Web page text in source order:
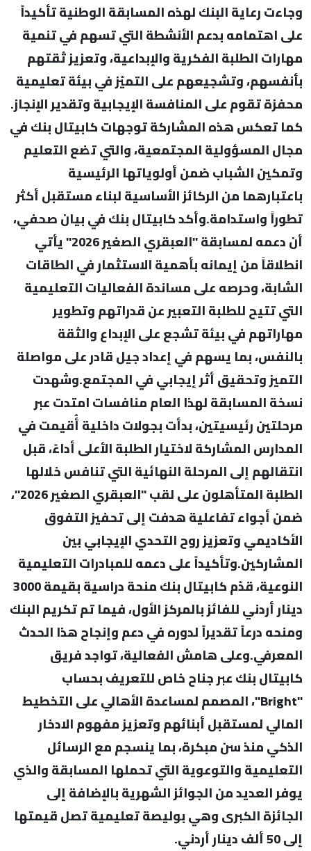
وجاءت رعاية البنك لهذه المسابقة الوطنية تأكيداً
على اهتمامه بدعم الأنشطة التي تسهم في تنمية
مهارات الطلبة الفكرية والإبداعية، وتعزيز ثقتهم
بأنفسهم، وتشجيعهم على التميّز في بيئة تعليمية
محفزة تقوم على المنافسة الإيجابية وتقدير الإنجاز.
كما تعكس هذه المشاركة توجهات كابيتال بنك في
مجال المسؤولية المجتمعية، والتي تضع التعليم
وتمكين الشباب ضمن أولوياتها الرئيسية
باعتبارهما من الركائز الأساسية لبناء مستقبل أكثر
تطوراً واستدامة.وأكد كابيتال بنك في بيان صحفي،
أن دعمه لمسابقة "العبقري الصغير 2026" يأتي
انطلاقاً من إيمانه بأهمية الاستثمار في الطاقات
الشابة، وحرصه على مساندة الفعاليات التعليمية
التي تتيح للطلبة التعبير عن قدراتهم وتطوير
مهاراتهم في بيئة تشجع على الإبداع والثقة
بالنفس، بما يسهم في إعداد جيل قادر على مواصلة
التميز وتحقيق أثر إيجابي في المجتمع.وشهدت
نسخة المسابقة لهذا العام منافسات امتدت عبر
مرحلتين رئيسيتين، بدأت بجولات داخلية أُقيمت في
المدارس المشاركة لاختيار الطلبة الأعلى أداءً، قبل
انتقالهم إلى المرحلة النهائية التي تنافس خلالها
الطلبة المتأهلون على لقب "العبقري الصغير 2026"،
ضمن أجواء تفاعلية هدفت إلى تحفيز التفوق
الأكاديمي وتعزيز روح التحدي الإيجابي بين
المشاركين.وتأكيداً على دعمه للمبادرات التعليمية
النوعية، قدّم كابيتال بنك منحة دراسية بقيمة 3000
دينار أردني للفائز بالمركز الأول، فيما تم تكريم البنك
ومنحه درعاً تقديراً لدوره في دعم وإنجاح هذا الحدث
المعرفي.وعلى هامش الفعالية، تواجد فريق
كابيتال بنك عبر جناح خاص للتعريف بحساب
"Bright"، المصمم لمساعدة الأهالي على التخطيط
المالي لمستقبل أبنائهم وتعزيز مفهوم الادخار
الذكي منذ سن مبكرة، بما ينسجم مع الرسائل
التعليمية والتوعوية التي تحملها المسابقة والذي
يوفر العديد من الجوائز الشهرية بالإضافة إلى
الجائزة الكبرى وهي بوليصة تعليمية تصل قيمتها
إلى 50 ألف دينار أردني.